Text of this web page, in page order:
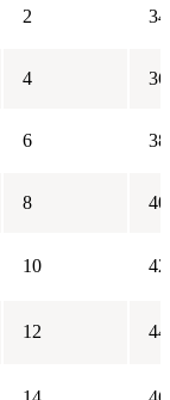
2 34
4 36
6 38
8 40
10 42
12 44